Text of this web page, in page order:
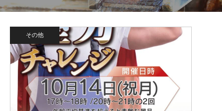
その他